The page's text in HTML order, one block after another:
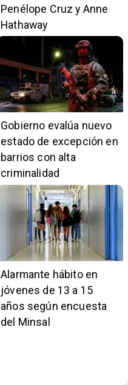
Penélope Cruz y Anne
Hathaway
Gobierno evalúa nuevo
estado de excepción en
barrios con alta
criminalidad
Alarmante hábito en
jóvenes de 13 a 15
años según encuesta
del Minsal